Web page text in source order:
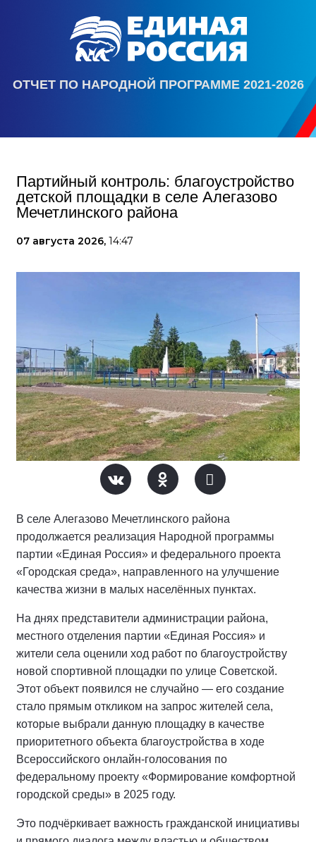
ОТЧЕТ ПО НАРОДНОЙ ПРОГРАММЕ 2021-2026
Партийный контроль: благоустройство
детской площадки в селе Алегазово
Мечетлинского района
07 августа 2026, 14:47
В селе Алегазово Мечетлинского района
продолжается реализация Народной программы
партии «Единая Россия» и федерального проекта
«Городская среда», направленного на улучшение
качества жизни в малых населённых пунктах.
На днях представители администрации района,
местного отделения партии «Единая Россия» и
жители села оценили ход работ по благоустройству
новой спортивной площадки по улице Советской.
Этот объект появился не случайно — его создание
стало прямым откликом на запрос жителей села,
которые выбрали данную площадку в качестве
приоритетного объекта благоустройства в ходе
Всероссийского онлайн-голосования по
федеральному проекту «Формирование комфортной
городской среды» в 2025 году.
Это подчёркивает важность гражданской инициативы